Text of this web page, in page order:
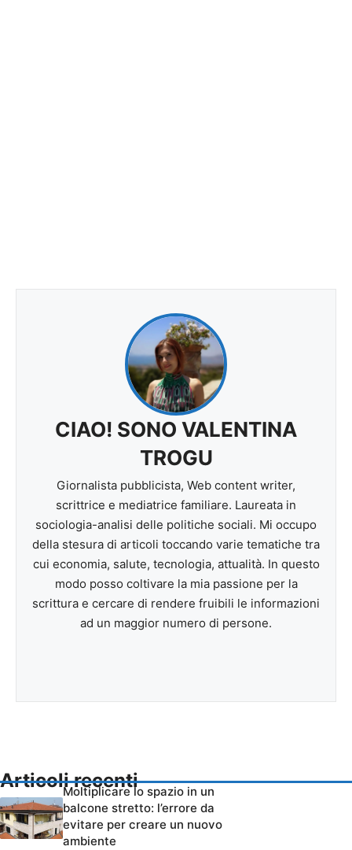
CIAO! SONO VALENTINA
TROGU
Giornalista pubblicista, Web content writer,
scrittrice e mediatrice familiare. Laureata in
sociologia-analisi delle politiche sociali. Mi occupo
della stesura di articoli toccando varie tematiche tra
cui economia, salute, tecnologia, attualità. In questo
modo posso coltivare la mia passione per la
scrittura e cercare di rendere fruibili le informazioni
ad un maggior numero di persone.
Articoli recenti
Moltiplicare lo spazio in un
balcone stretto: l’errore da
evitare per creare un nuovo
ambiente